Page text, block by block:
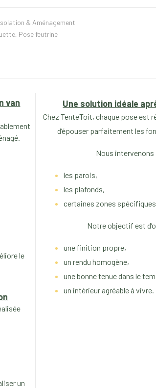
& Aménagement
, Pose feutrine
van
le
un
Une solution idéale
Chez TenteToit, chaque pose est
d’épouser parfaitement les
Nous intervenons
les parois,
les plafonds,
certaines zones spécifiques
Notre objectif est
une finition propre,
un rendu homogène,
une bonne tenue dans le
un intérieur agréable à vivre.